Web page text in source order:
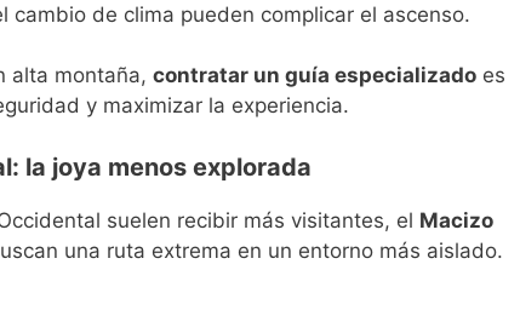
cambio de clima pueden complicar el ascenso.
alta montaña, contratar un guía especializado es
y maximizar la experiencia.
la joya menos explorada
suelen recibir más visitantes, el Macizo
una ruta extrema en un entorno más aislado.